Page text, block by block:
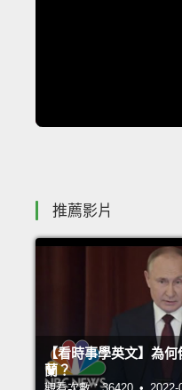
推薦影片
【看時事學英文】為
蘭？